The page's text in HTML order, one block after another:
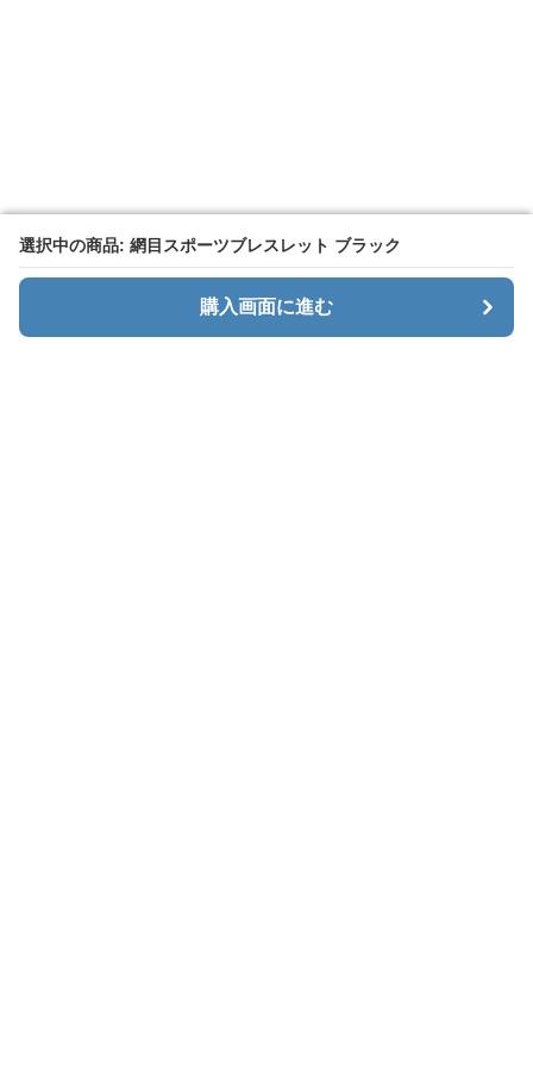
選択中の商品: 網目スポーツブレスレット ブラック
購入画面に進む
選択中の商品: 網目スポーツブレスレット ブラック
購入画面に進む